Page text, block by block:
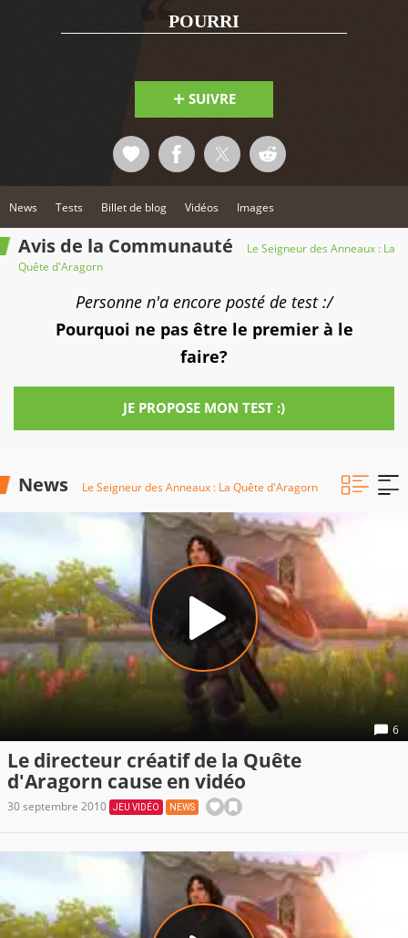
POURRI
SUIVRE
News Tests Billet de blog Vidéos Images
Avis de la Communauté
Le Seigneur des Anneaux : La
Quête d'Aragorn
Personne n'a encore posté de test :/
Pourquoi ne pas être le premier à le
faire?
JE PROPOSE MON TEST :)
News Le Seigneur des Anneaux : La Quête d'Aragorn
6
Le directeur créatif de la Quête
d'Aragorn cause en vidéo
30 septembre 2010 JEU VIDÉO NEWS